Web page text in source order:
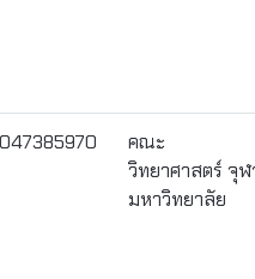
คณะ
วิทยาศาสตร์ จุ
มหาวิทยาลัย